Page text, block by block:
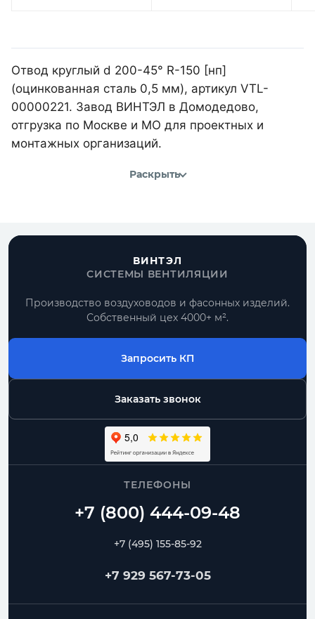
Отвод круглый d 200-45° R-150 [нп]
(оцинкованная сталь 0,5 мм), артикул VTL-
00000221. Завод ВИНТЭЛ в Домодедово,
отгрузка по Москве и МО для проектных и
монтажных организаций.
Раскрыть
ВИНТЭЛ
СИСТЕМЫ ВЕНТИЛЯЦИИ
Производство воздуховодов и фасонных изделий.
Собственный цех 4000+ м².
Запросить КП
Заказать звонок
ТЕЛЕФОНЫ
+7 (495) 155-85-92
+7 929 567-73-05